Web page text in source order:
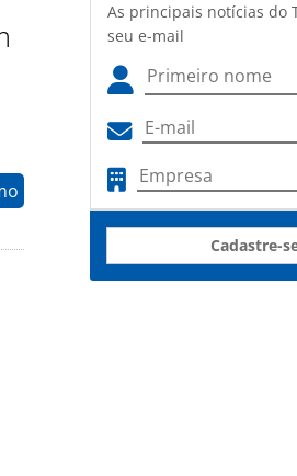
As principais notícias do
seu e-mail
Cadastre-